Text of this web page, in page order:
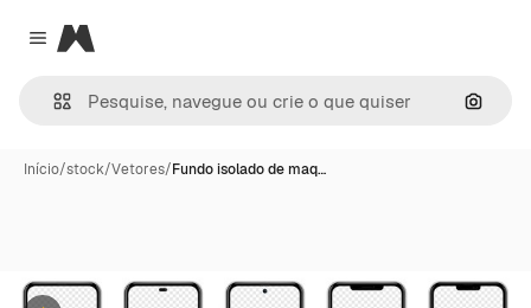
Close menu
Magnific
Início/stock/Vetores/Fundo isolado de maq…